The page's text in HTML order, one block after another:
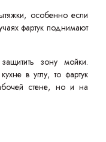
особенно если
фартук поднимают
зону мойки.
в углу, то фартук
стене, но и на